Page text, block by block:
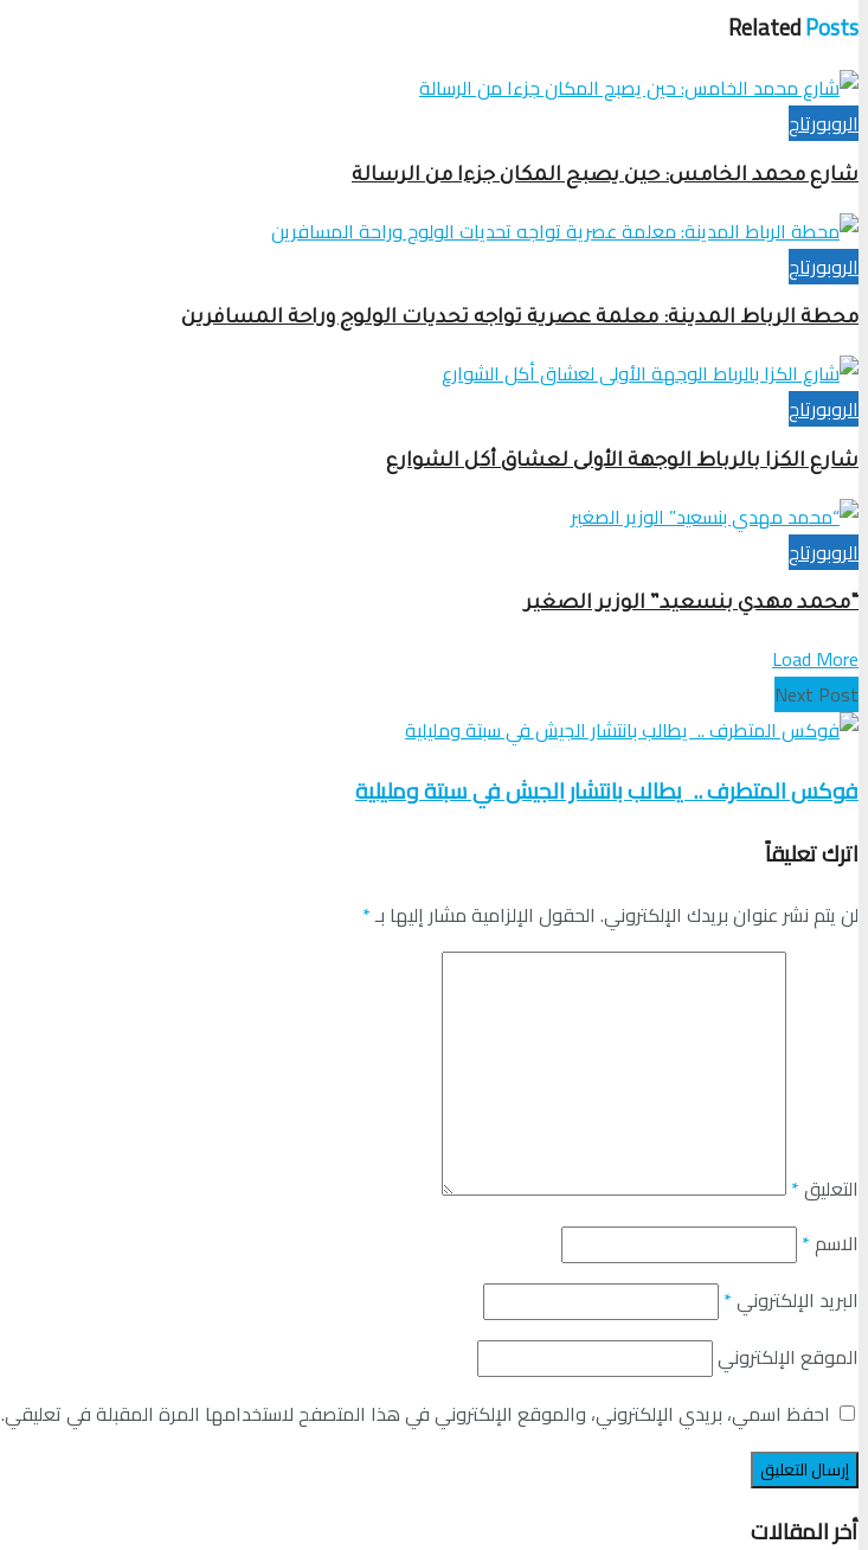
RelatedPosts
الروبورتاج
شارع محمد الخامس: حين يصبح المكان جزءا من الرسالة
الروبورتاج
محطة الرباط المدينة: معلمة عصرية تواجه تحديات الولوج وراحة المسافرين
الروبورتاج
شارع الكزا بالرباط الوجهة الأولى لعشاق أكل الشوارع
الروبورتاج
“محمد مهدي بنسعيد” الوزير الصغير
Load More
Next Post
فوكس المتطرف .. يطالب بانتشار الجيش في سبتة ومليلية
اترك تعليقاً
لن يتم نشر عنوان بريدك الإلكتروني. الحقول الإلزامية مشار إليها بـ*
التعليق*
الاسم*
البريد الإلكتروني*
الموقع الإلكتروني
احفظ اسمي، بريدي الإلكتروني، والموقع الإلكتروني في هذا المتصفح لاستخدامها المرة المقبلة في تعليقي.
أخر المقالات